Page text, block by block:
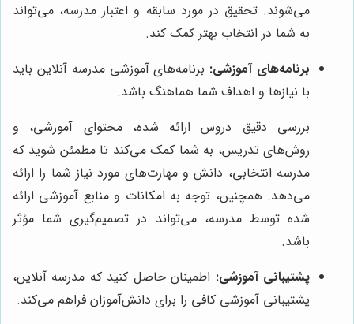
می‌شوند. تحقیق در مورد سابقه و اعتبار مدرسه، می‌تواند
به شما در انتخاب بهتر کمک کند.
برنامه‌های آموزشی: برنامه‌های آموزشی مدرسه آنلاین باید
با نیازها و اهداف شما هماهنگ باشد.
بررسی دقیق دروس ارائه شده، محتوای آموزشی، و
روش‌های تدریس، به شما کمک می‌کند تا مطمئن شوید که
مدرسه انتخابی، دانش و مهارت‌های مورد نیاز شما را ارائه
می‌دهد. همچنین، توجه به امکانات و منابع آموزشی ارائه
شده توسط مدرسه، می‌تواند در تصمیم‌گیری شما مؤثر
باشد.
پشتیبانی آموزشی: اطمینان حاصل کنید که مدرسه آنلاین،
پشتیبانی آموزشی کافی را برای دانش‌آموزان فراهم می‌کند.